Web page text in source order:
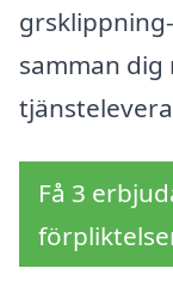
samman dig
Få 3